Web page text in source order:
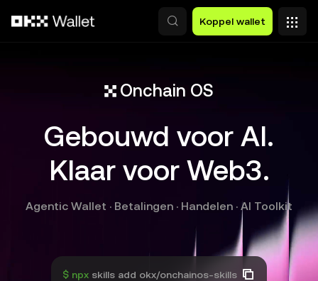
Koppel wallet
Onchain OS
Gebouwd voor AI.
Klaar voor Web3.
Agentic Wallet · Betalingen · Handelen · AI Toolkit
$ npx skills add okx/onchainos-skills